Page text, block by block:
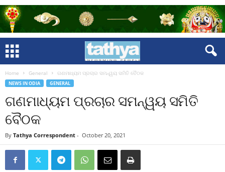
Home General ଗଣମାଧ୍ୟମ ପ୍ରଚାର ସମନ୍ୱୟ ସମିତି ବୈଠକ
NEWS IN ODIA GENERAL
ଗଣମାଧ୍ୟମ ପ୍ରଚାର ସମନ୍ୱୟ ସମିତି
ବୈଠକ
By Tathya Correspondent - October 20, 2021